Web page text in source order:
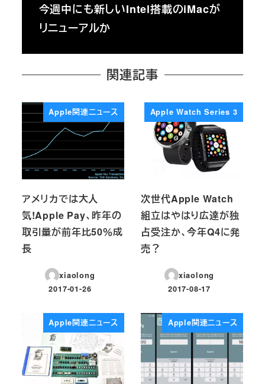
今週中にも新しいIntel搭載のiMacが
リニューアルか
関連記事
Apple関連ニュース
アメリカでは大人
気!Apple Pay、昨年の
取引量が前年比50％成
長
xiaolong
投稿日
2017-01-26
Apple Watch Series 3
次世代Apple Watch
組立はやはり広達が独
占受注か、今年Q4に発
売？
xiaolong
投稿日
2017-08-17
Apple関連ニュース Apple関連ニュース